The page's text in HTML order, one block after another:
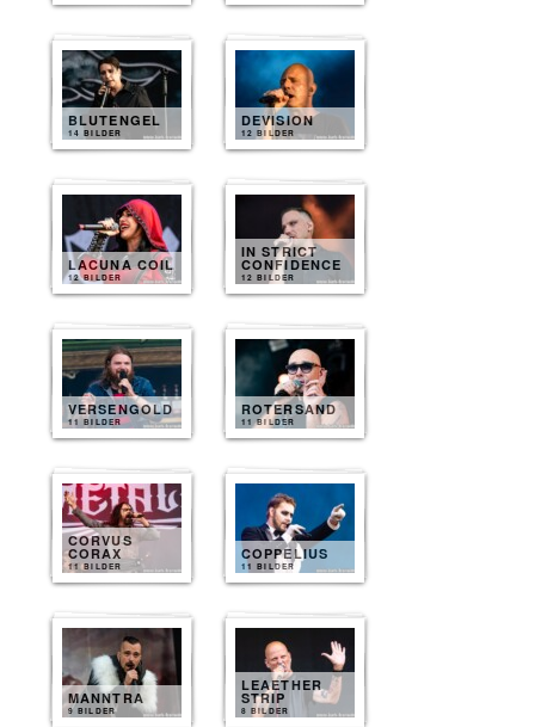
BLUTENGEL
14 BILDER
DEVISION
12 BILDER
LACUNA COIL
12 BILDER
IN STRICT
CONFIDENCE
12 BILDER
VERSENGOLD
11 BILDER
ROTERSAND
11 BILDER
CORVUS
CORAX
11 BILDER
COPPELIUS
11 BILDER
MANNTRA
9 BILDER
LEAETHER
STRIP
8 BILDER